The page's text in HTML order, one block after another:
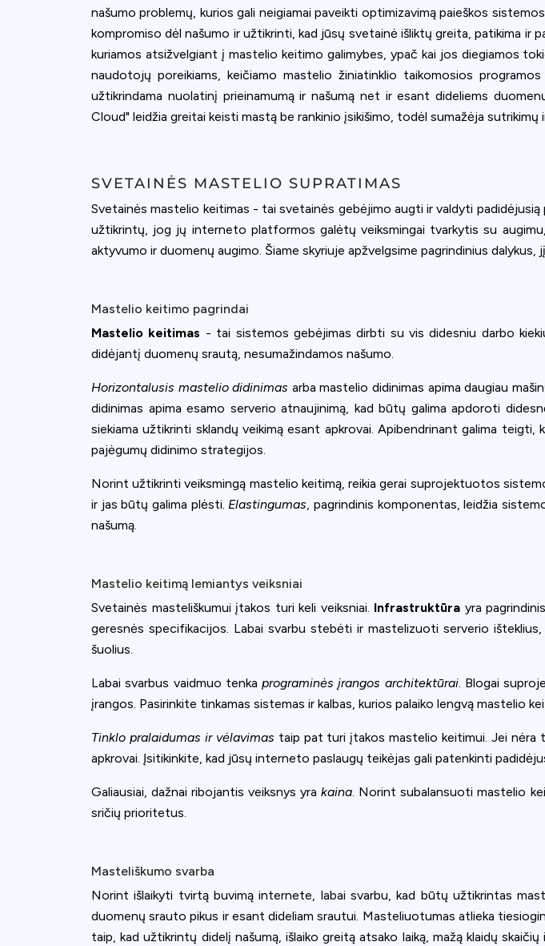
našumo problemų, kurios gali neigiamai paveikti optimizavimą paieškos
kompromiso dėl našumo ir užtikrinti, kad jūsų svetainė išliktų greita, patikima ir
kuriamos atsižvelgiant į mastelio keitimo galimybes, ypač kai jos diegiamos
naudotojų poreikiams, keičiamo mastelio žiniatinklio taikomosios
užtikrindama nuolatinį prieinamumą ir našumą net ir esant dideliems
Cloud" leidžia greitai keisti mastą be rankinio įsikišimo, todėl sumažėja
SVETAINĖS MASTELIO SUPRATIMAS
Svetainės mastelio keitimas - tai svetainės gebėjimo augti ir valdyti
užtikrintų, jog jų interneto platformos galėtų veiksmingai tvarkytis su
aktyvumo ir duomenų augimo. Šiame skyriuje apžvelgsime pagrindinius dalykus,
Mastelio keitimo pagrindai
Mastelio keitimas - tai sistemos gebėjimas dirbti su vis didesniu darbo
didėjantį duomenų srautą, nesumažindamos našumo.
Horizontalusis mastelio didinimas arba mastelio didinimas apima daugiau
didinimas apima esamo serverio atnaujinimą, kad būtų galima apdoroti
siekiama užtikrinti sklandų veikimą esant apkrovai. Apibendrinant galima
pajėgumų didinimo strategijos.
Norint užtikrinti veiksmingą mastelio keitimą, reikia gerai suprojektuotos
ir jas būtų galima plėsti. Elastingumas , pagrindinis komponentas, leidžia
našumą.
Mastelio keitimą lemiantys veiksniai
Svetainės masteliškumui įtakos turi keli veiksniai. Infrastruktūra yra
geresnės specifikacijos. Labai svarbu stebėti ir mastelizuoti serverio
šuolius.
Labai svarbus vaidmuo tenka programinės įrangos architektūrai. Blogai
įrangos. Pasirinkite tinkamas sistemas ir kalbas, kurios palaiko lengvą mastelio
Tinklo pralaidumas ir vėlavimas taip pat turi įtakos mastelio keitimui. Jei nėra
apkrovai. Įsitikinkite, kad jūsų interneto paslaugų teikėjas gali patenkinti
Galiausiai, dažnai ribojantis veiksnys yrakaina . Norint subalansuoti mastelio
sričių prioritetus.
Masteliškumo svarba
Norint išlaikyti tvirtą buvimą internete, labai svarbu, kad būtų užtikrintas
duomenų srauto pikus ir esant dideliam srautui. Masteliuotumas atlieka
taip, kad užtikrintų didelį našumą, išlaiko greitą atsako laiką, mažą klaidų